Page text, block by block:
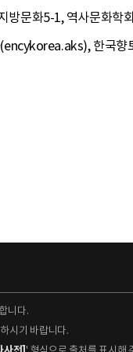
방문화5-1, 역사문화학
(encykorea.aks), 한국
니다.
시기 바랍니다.